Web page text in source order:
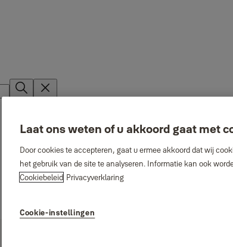
Laat ons weten of u akkoord gaat met
Door cookies te accepteren, gaat u ermee akkoord dat wij
het gebruik van de site te analyseren. Informatie kan ook
Cookiebeleid Privacyverklaring
Cookie-instellingen